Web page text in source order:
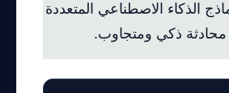
الاصطناعي المتعددة
ذكي ومتجاوب.